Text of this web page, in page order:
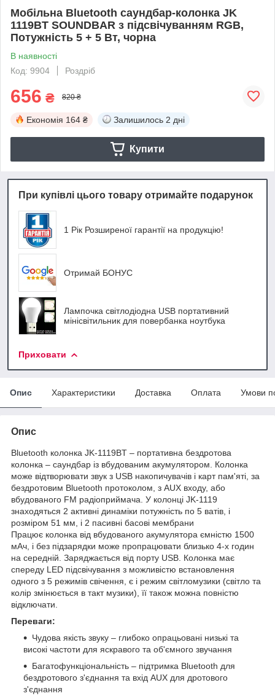
Мобільна Bluetooth саундбар-колонка JK
1119BT SOUNDBAR з підсвічуванням RGB,
Потужність 5 + 5 Вт, чорна
В наявності
Код: 9904
Роздріб
656 ₴ 820 ₴
Економія 164 ₴ Залишилось 2 дні
Купити
При купівлі цього товару отримайте подарунок
1 Рік Розширеної гарантії на продукцію!
Отримай БОНУС
Лампочка світлодіодна USB портативний
мінісвітильник для повербанка ноутбука
Приховати
Опис Характеристики Доставка Оплата Умови
Опис
Bluetooth колонка JK-1119BT – портативна бездротова
колонка – саундбар із вбудованим акумулятором. Колонка
може відтворювати звук з USB накопичувачів і карт пам'яті, за
бездротовим Bluetooth протоколом, з AUX входу, або
вбудованого FM радіоприймача. У колонці JK-1119
знаходяться 2 активні динаміки потужність по 5 ватів, і
розміром 51 мм, і 2 пасивні басові мембрани
Працює колонка від вбудованого акумулятора ємністю 1500
мАч, і без підзарядки може пропрацювати близько 4-х годин
на середній. Заряджається від порту USB. Колонка має
спереду LED підсвічування з можливістю встановлення
одного з 5 режимів свічення, є і режим світломузики (світло та
колір змінюється в такт музики), її також можна повністю
відключати.
Переваги:
Чудова якість звуку – глибоко опрацьовані низькі та
високі частоти для яскравого та об'ємного звучання
Багатофункціональність – підтримка Bluetooth для
бездротового з'єднання та вхід AUX для дротового
з'єднання